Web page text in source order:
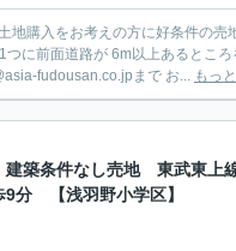
購入をお考えの方に好条件の
に前面道路が 6m以上あるとこ
fudousan.co.jpまで お... もっ
築条件なし売地 東武東上
9分 【浅羽野小学区】